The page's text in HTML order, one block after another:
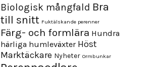
Biologisk mångfald Bra
till snitt Fuktälskande perenner
Färg- och formlära Hundra
härliga humleväxter Höst
Marktäckare Nyheter Ormbunkar